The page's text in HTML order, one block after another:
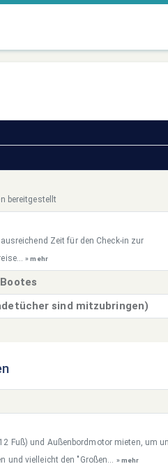
bereitgestellt
Zeit für den Check-in zur
» mehr
sind mitzubringen)
Fuß) und Außenbordmotor mieten, um
und vielleicht den "Großen... » mehr